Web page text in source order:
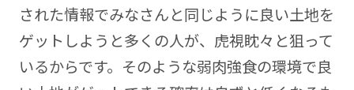
された情報でみなさんと同じように良い土地を
ゲットしようと多くの人が、虎視眈々と狙って
いるからです。そのような弱肉強食の環境で良